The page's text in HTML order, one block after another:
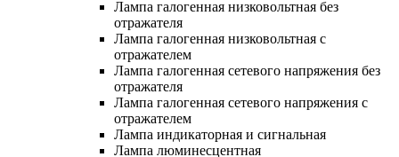
Лампа галогенная низковольтная без
отражателя
Лампа галогенная низковольтная с
отражателем
Лампа галогенная сетевого напряжения без
отражателя
Лампа галогенная сетевого напряжения с
отражателем
Лампа индикаторная и сигнальная
Лампа люминесцентная